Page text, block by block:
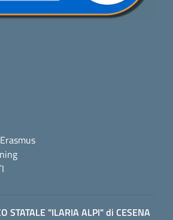
STATALE "ILARIA ALPI" di CESENA